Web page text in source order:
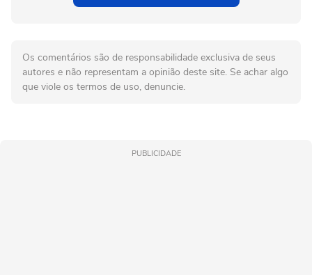
Os comentários são de responsabilidade exclusiva de seus
autores e não representam a opinião deste site. Se achar algo
que viole os termos de uso, denuncie.
PUBLICIDADE